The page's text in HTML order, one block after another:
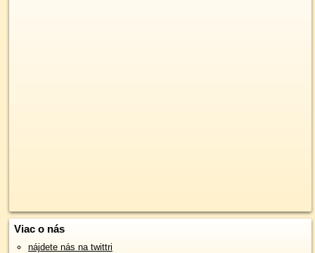
Viac o nás
nájdete nás na twittri